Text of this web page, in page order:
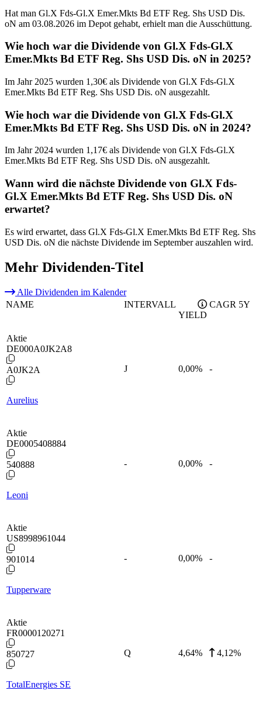
Hat man Gl.X Fds-Gl.X Emer.Mkts Bd ETF Reg. Shs USD Dis.
oN am 03.08.2026 im Depot gehabt, erhielt man die Ausschüttung.
Wie hoch war die Dividende von Gl.X Fds-Gl.X
Emer.Mkts Bd ETF Reg. Shs USD Dis. oN in 2025?
Im Jahr 2025 wurden 1,30€ als Dividende von Gl.X Fds-Gl.X
Emer.Mkts Bd ETF Reg. Shs USD Dis. oN ausgezahlt.
Wie hoch war die Dividende von Gl.X Fds-Gl.X
Emer.Mkts Bd ETF Reg. Shs USD Dis. oN in 2024?
Im Jahr 2024 wurden 1,17€ als Dividende von Gl.X Fds-Gl.X
Emer.Mkts Bd ETF Reg. Shs USD Dis. oN ausgezahlt.
Wann wird die nächste Dividende von Gl.X Fds-
Gl.X Emer.Mkts Bd ETF Reg. Shs USD Dis. oN
erwartet?
Es wird erwartet, dass Gl.X Fds-Gl.X Emer.Mkts Bd ETF Reg. Shs
USD Dis. oN die nächste Dividende im September auszahlen wird.
Mehr Dividenden-Titel
Alle Dividenden im Kalender
NAME
INTERVALL
YIELD
CAGR 5Y
Aktie
DE000A0JK2A8
A0JK2A
Aurelius
J 0,00% -
Aktie
DE0005408884
540888
Leoni
- 0,00% -
Aktie
US8998961044
901014
Tupperware
- 0,00% -
Aktie
FR0000120271
850727
TotalEnergies SE
Q 4,64% 4,12%